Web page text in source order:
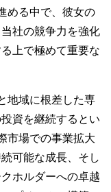
める中で、彼女の
社の競争力を強化
上で極めて重要な
地域に根差した専
資を継続するとい
市場での事業拡大
可能な成長、そし
ホルダーへの卓越